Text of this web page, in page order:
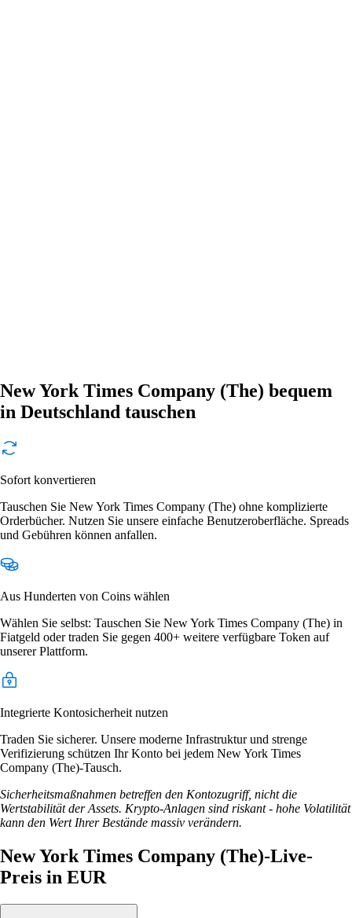
New York Times Company (The) bequem
in Deutschland tauschen
Sofort konvertieren
Tauschen Sie New York Times Company (The) ohne komplizierte
Orderbücher. Nutzen Sie unsere einfache Benutzeroberfläche. Spreads
und Gebühren können anfallen.
Aus Hunderten von Coins wählen
Wählen Sie selbst: Tauschen Sie New York Times Company (The) in
Fiatgeld oder traden Sie gegen 400+ weitere verfügbare Token auf
unserer Plattform.
Integrierte Kontosicherheit nutzen
Traden Sie sicherer. Unsere moderne Infrastruktur und strenge
Verifizierung schützen Ihr Konto bei jedem New York Times
Company (The)-Tausch.
Sicherheitsmaßnahmen betreffen den Kontozugriff, nicht die
Wertstabilität der Assets. Krypto-Anlagen sind riskant - hohe Volatilität
kann den Wert Ihrer Bestände massiv verändern.
New York Times Company (The)-Live-
Preis in EUR